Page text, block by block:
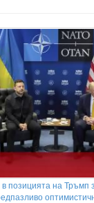
позицията на Тръмп